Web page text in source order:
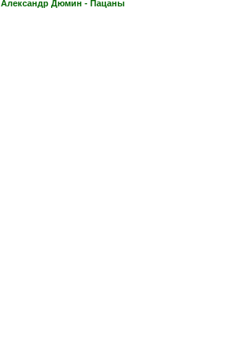
Александр Дюмин - Пацаны